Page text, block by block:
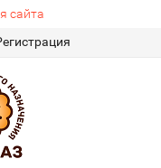
сайта